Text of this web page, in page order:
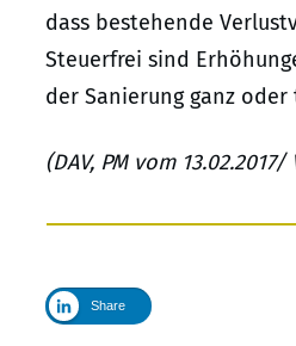
dass bestehende
Steuerfrei sind
der Sanierung ganz
(DAV, PM vom
Share